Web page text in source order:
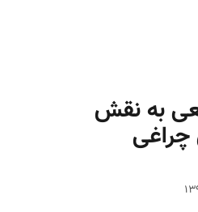
به نقش
چراغی